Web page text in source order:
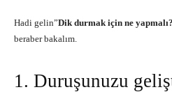
Hadi gelin”Dik durmak için ne
beraber bakalım.
1. Duruşunuzu